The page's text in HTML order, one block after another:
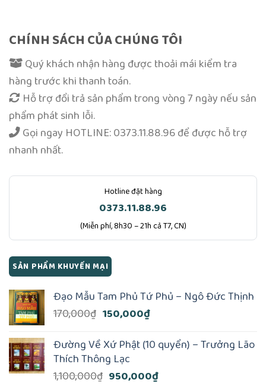
CHÍNH SÁCH CỦA CHÚNG TÔI
Quý khách nhận hàng được thoải mái kiểm tra
hàng trước khi thanh toán.
Hỗ trợ đổi trả sản phẩm trong vòng 7 ngày nếu sản
phẩm phát sinh lỗi.
Gọi ngay HOTLINE: 0373.11.88.96để được hỗ trợ
nhanh nhất.
Hotline đặt hàng
0373.11.88.96
(Miễn phí, 8h30 – 21h cả T7, CN)
SẢN PHẨM KHUYẾN MẠI
Đạo Mẫu Tam Phủ Tứ Phủ – Ngô Đức Thịnh
170,000₫ Giá
là:
170,000₫.
150,000₫Giá
tại
150,000₫.
Đường Về Xứ Phật (10 quyển) – Trưởng Lão
Thích Thông Lạc
1,100,000₫ Giá
950,000₫Giá